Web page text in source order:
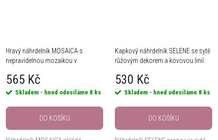
Hravý náhrdelník MOSAICA s
nepravidelnou mozaikou v
565 Kč
Skladem - hned odesíláme 8 ks
DO KOŠÍKU
Kapkový náhrdelník SELENE se sytě
růžovým dekorem a kovovou linií
530 Kč
Skladem - hned odesíláme 8 ks
DO KOŠÍKU